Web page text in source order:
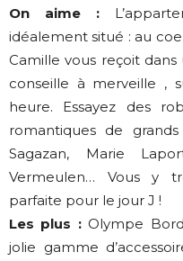
On aime :
idéalement situé : au
Camille vous reçoit
conseille à merveille ,
heure. Essayez des
romantiques de
Sagazan, Marie
Vermeulen… Vous y
parfaite pour le jour J !
Les plus :Olympe
jolie gamme